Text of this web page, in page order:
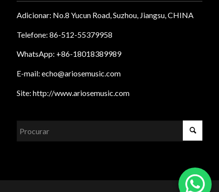
Adicionar: No.8 Yucun Road, Suzhou, Jiangsu, CHINA
Telefone: 86-512-55379958
WhatsApp: +86-18018389989
E-mail: echo@ariosemusic.com
Site: http://www.ariosemusic.com